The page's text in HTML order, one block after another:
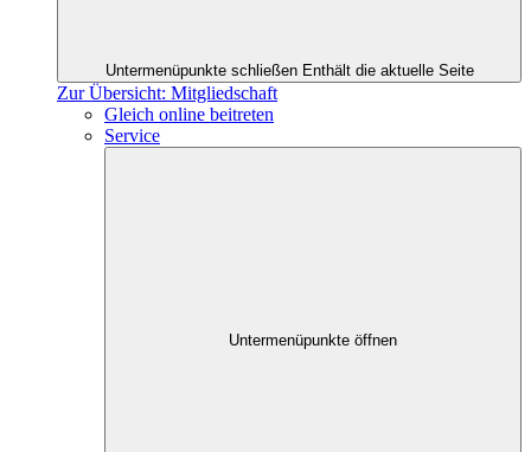
Untermenüpunkte schließen Enthält die aktuelle Seite
Zur Übersicht: Mitgliedschaft
Gleich online beitreten
Service
Untermenüpunkte öffnen